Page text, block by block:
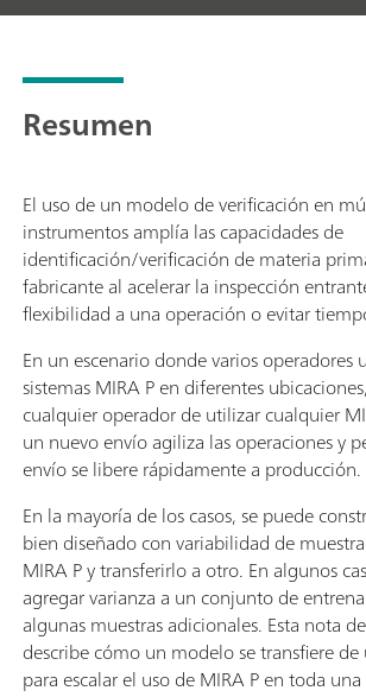
Resumen
El uso de un modelo de verificación en
instrumentos amplía las capacidades de
identificación/verificación de materia
fabricante al acelerar la inspección
flexibilidad a una operación o evitar
En un escenario donde varios
sistemas MIRA P en diferentes
cualquier operador de utilizar cualquier
un nuevo envío agiliza las operaciones y
envío se libere rápidamente a producción.
En la mayoría de los casos, se puede
bien diseñado con variabilidad de
MIRA P y transferirlo a otro. En algunos
agregar varianza a un conjunto de
algunas muestras adicionales. Esta nota
describe cómo un modelo se transfiere
para escalar el uso de MIRA P en toda